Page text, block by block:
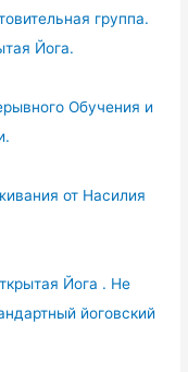
группа.
Йога.
Обучения и
от Насилия
Йога . Не
йоговский